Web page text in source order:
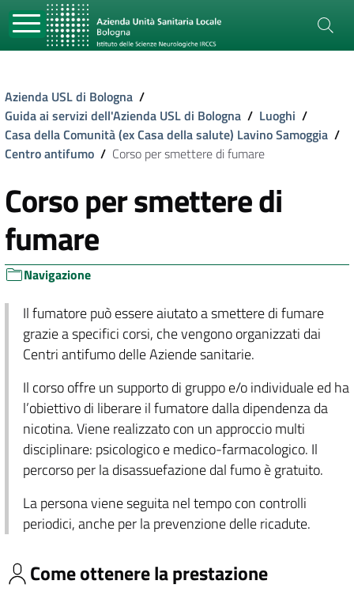
Azienda USL di Bologna /
Guida ai servizi dell'Azienda USL di Bologna / Luoghi /
Casa della Comunità (ex Casa della salute) Lavino Samoggia /
Centro antifumo / Corso per smettere di fumare
Corso per smettere di
fumare
Navigazione
Il fumatore può essere aiutato a smettere di fumare
grazie a specifici corsi, che vengono organizzati dai
Centri antifumo delle Aziende sanitarie.
Il corso offre un supporto di gruppo e/o individuale ed ha
l’obiettivo di liberare il fumatore dalla dipendenza da
nicotina. Viene realizzato con un approccio multi
disciplinare: psicologico e medico-farmacologico. Il
percorso per la disassuefazione dal fumo è gratuito.
La persona viene seguita nel tempo con controlli
periodici, anche per la prevenzione delle ricadute.
Come ottenere la prestazione